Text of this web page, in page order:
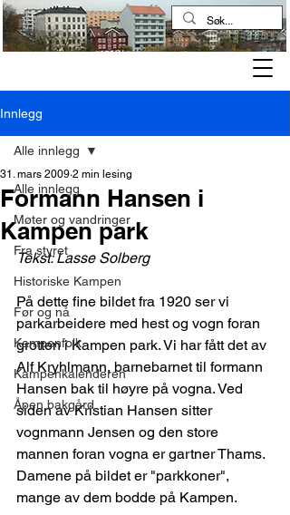
Innlegg
Alle innlegg
Møter og vandringer
Fra styret
Historiske Kampen
Før og nå
Kampenfolk
Kampenkalenderen
Åpen bakgård
Alle innlegg
Formann Hansen i
Kampen park
31. mars 2009 2 min lesing
Tekst: Lasse Solberg
På dette fine bildet fra 1920 ser vi
parkarbeidere med hest og vogn foran
grotten i Kampen park. Vi har fått det av
Alf Kryhlmann, barnebarnet til formann
Hansen bak til høyre på vogna. Ved
siden av Kristian Hansen sitter
vognmann Jensen og den store
mannen foran vogna er gartner Thams.
Damene på bildet er "parkkoner",
mange av dem bodde på Kampen.